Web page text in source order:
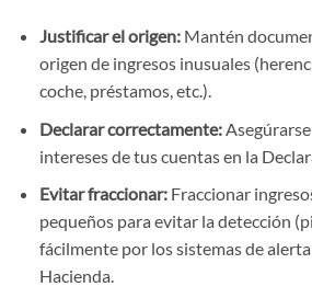
Justificar el origen:Mantén
origen de ingresos inusuales
coche, préstamos, etc.).
Declarar correctamente:
intereses de tus cuentas en la
Evitar fraccionar:Fraccionar
pequeños para evitar la detección
fácilmente por los sistemas de
Hacienda.